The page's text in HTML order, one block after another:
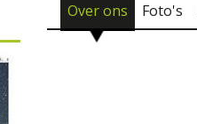
Over ons Foto's